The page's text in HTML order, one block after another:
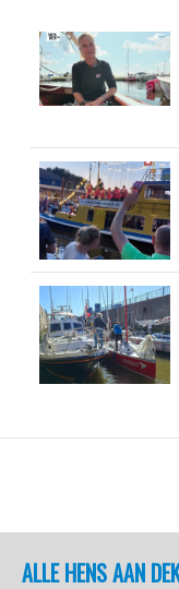
ALLE HENS AAN